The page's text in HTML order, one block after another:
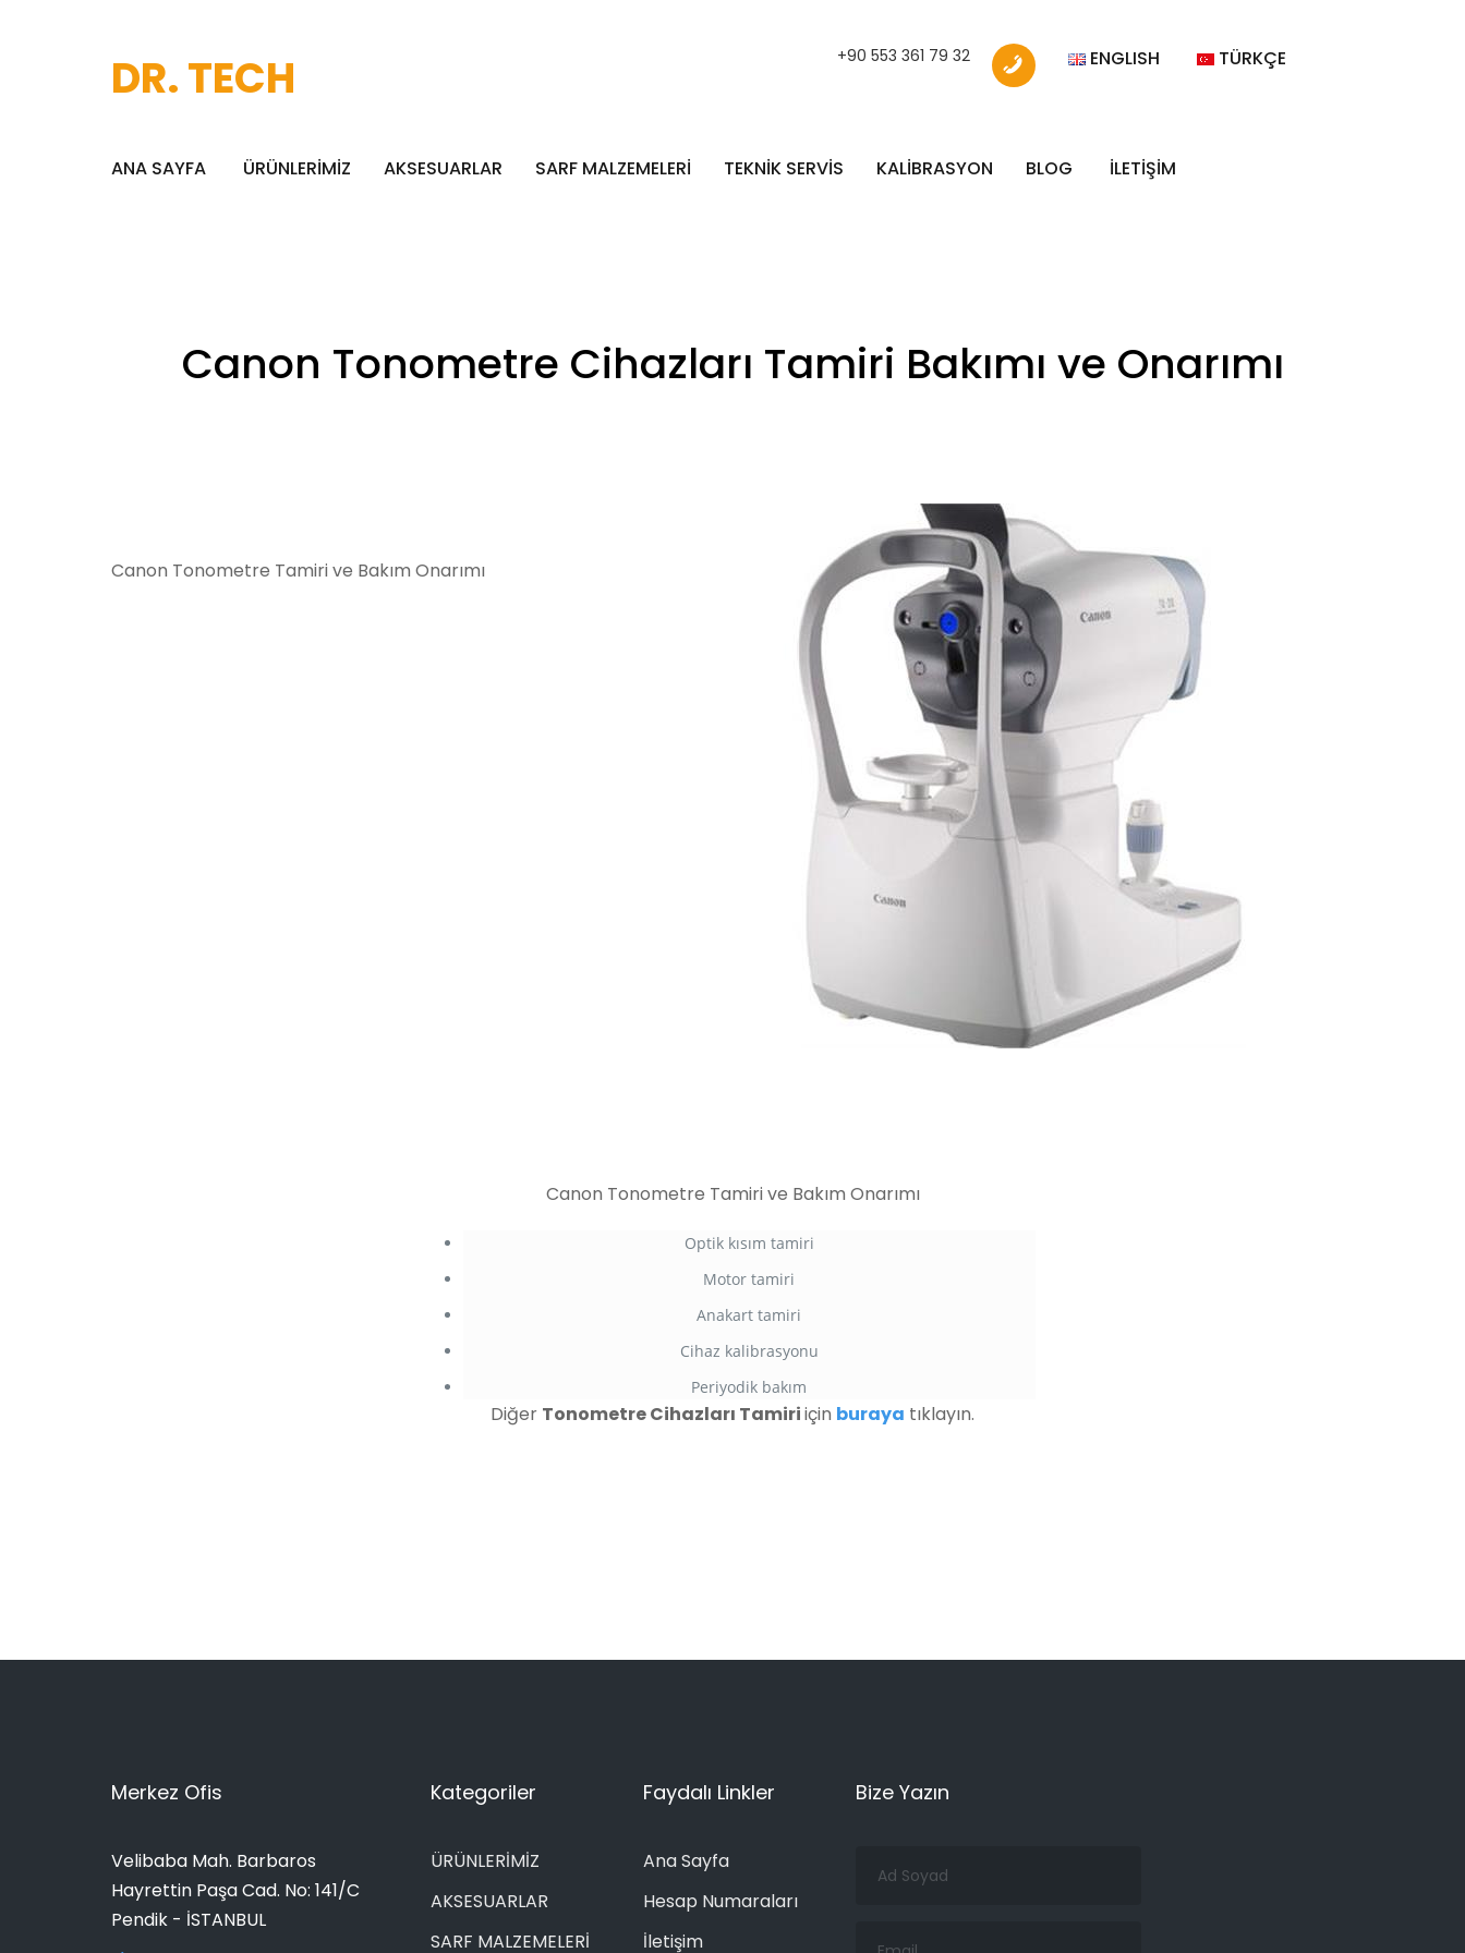
DR. TECH +90 553 361 79 32 ENGLISH TÜRKÇE
ANA SAYFA ÜRÜNLERİMİZ AKSESUARLAR SARF MALZEMELERİ TEKNİK SERVİS KALİBRASYON BLOG İLETİŞİM
Canon Tonometre Cihazları Tamiri Bakımı ve Onarımı
Canon Tonometre Tamiri ve Bakım Onarımı
Canon Tonometre Tamiri ve Bakım Onarımı
Optik kısım tamiri
Motor tamiri
Anakart tamiri
Cihaz kalibrasyonu
Periyodik bakım
Diğer Tonometre Cihazları Tamiriiçin buraya tıklayın.
Merkez Ofis
Velibaba Mah. Barbaros
Hayrettin Paşa Cad. No: 141/C
Pendik - İSTANBUL
Kategoriler
ÜRÜNLERİMİZ
AKSESUARLAR
SARF MALZEMELERİ
Faydalı Linkler
Ana Sayfa
Hesap Numaraları
İletişim
Bize Yazın
Soyad